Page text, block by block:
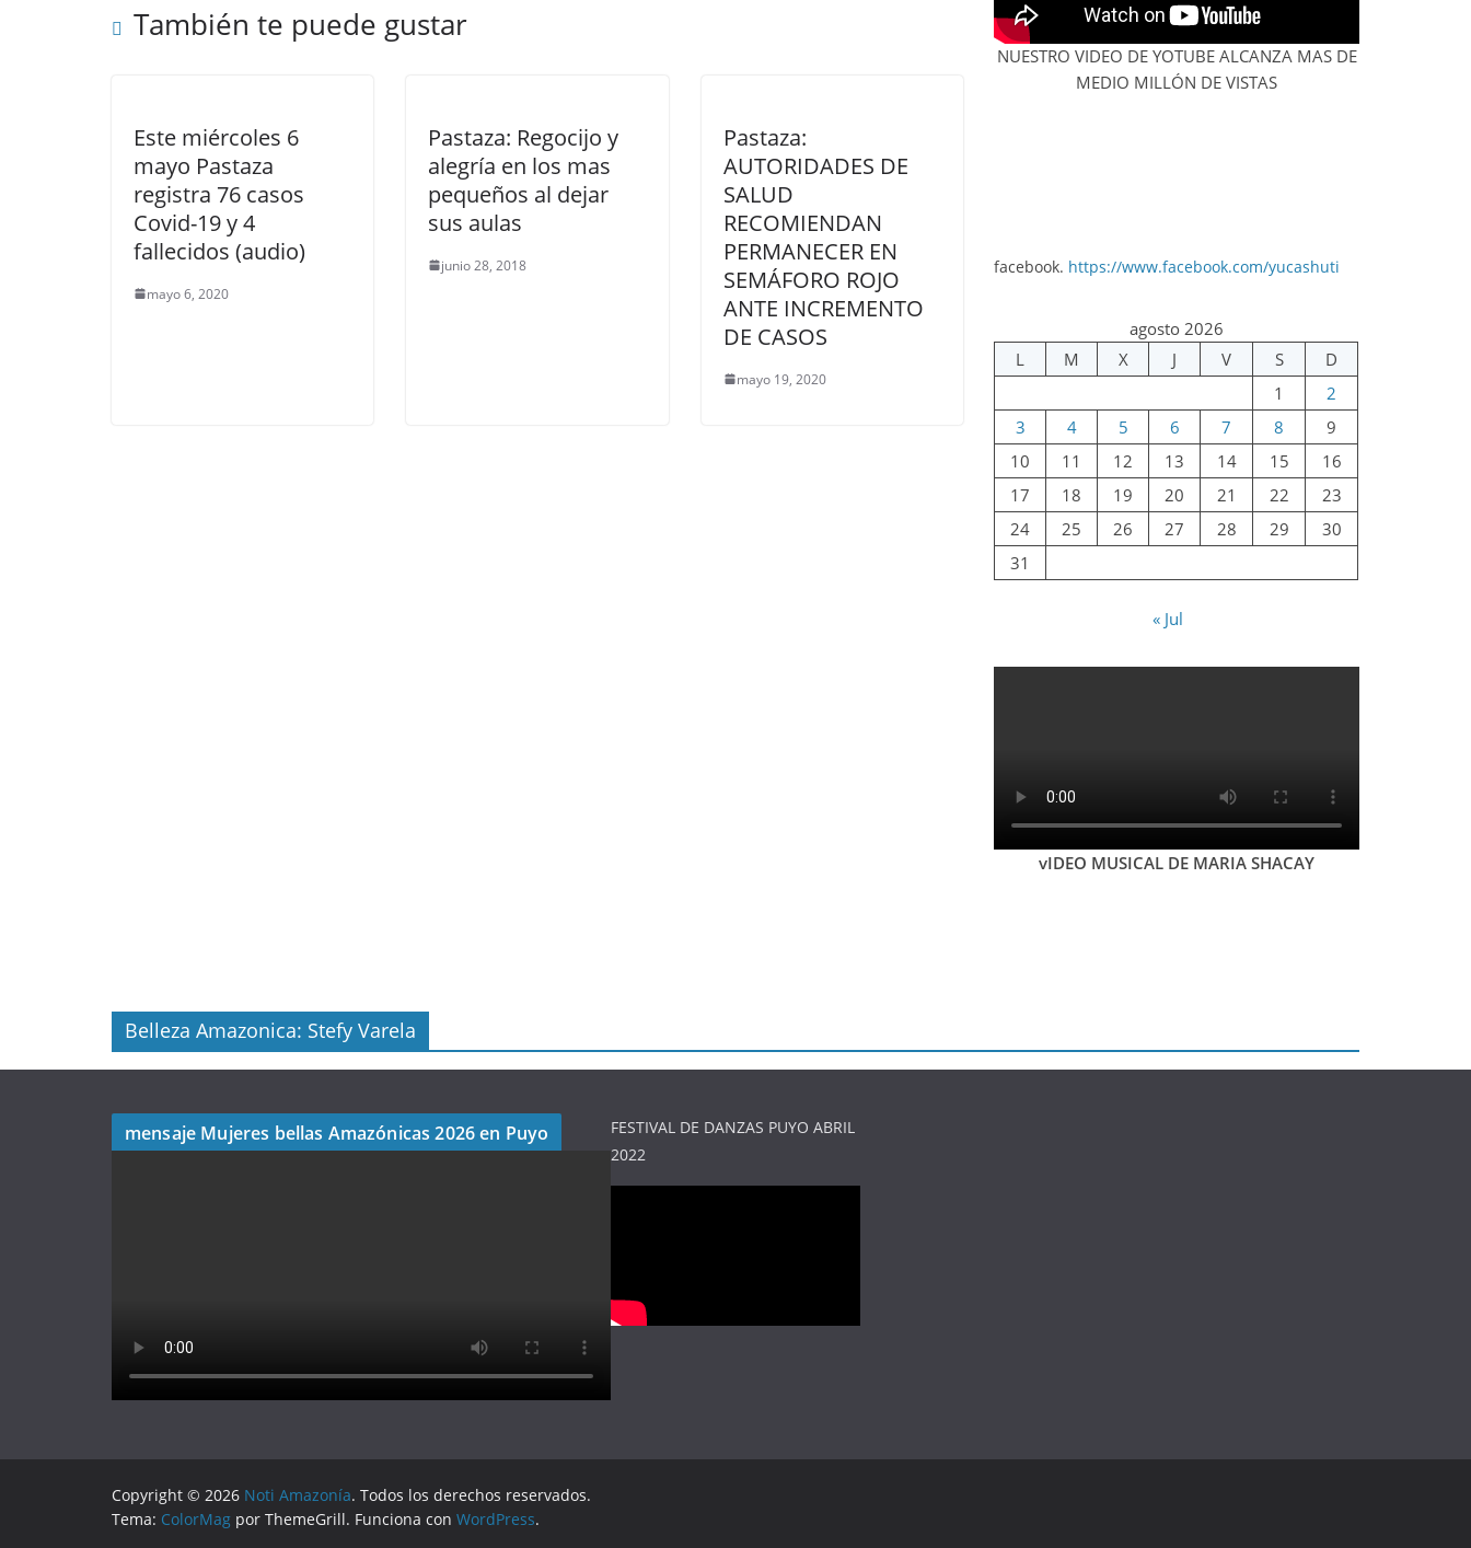
También te puede gustar
Este miércoles 6
mayo Pastaza
registra 76 casos
Covid-19 y 4
fallecidos (audio)
mayo 6, 2020
Pastaza: Regocijo y
alegría en los mas
pequeños al dejar
sus aulas
junio 28, 2018
Pastaza:
AUTORIDADES DE
SALUD
RECOMIENDAN
PERMANECER EN
SEMÁFORO ROJO
ANTE INCREMENTO
DE CASOS
mayo 19, 2020
NUESTRO VIDEO DE YOTUBE ALCANZA MAS DE
MEDIO MILLÓN DE VISTAS
facebook. https://www.facebook.com/yucashuti
agosto 2026
L
M X J V S
D
1
2
3
4 5 6 7 8
9
10
11 12 13 14 15
16
17
18 19 20 21 22
23
24
25 26 27 28 29
30
31
« Jul
vIDEO MUSICAL DE MARIA SHACAY
Belleza Amazonica: Stefy Varela
mensaje Mujeres bellas Amazónicas 2026 en Puyo
FESTIVAL DE DANZAS PUYO ABRIL
2022
Copyright © 2026 Noti Amazonía. Todos los derechos reservados.
Tema: ColorMag por ThemeGrill. Funciona con WordPress.